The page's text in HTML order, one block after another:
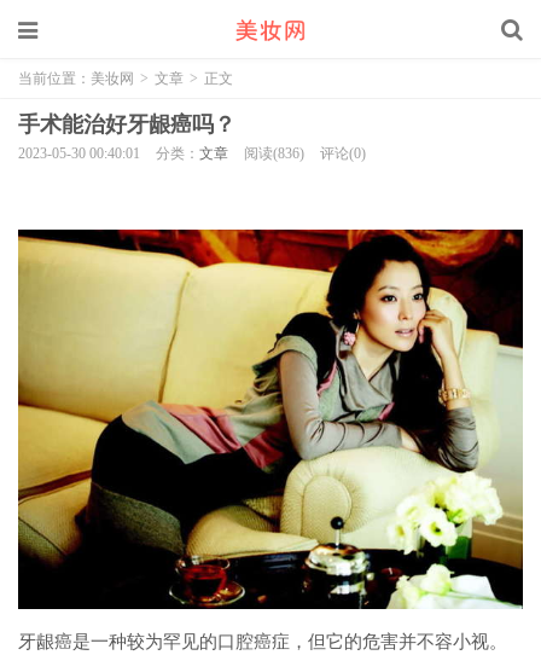
当前位置： 美妆网 > 文章 > 正文
手术能治好牙龈癌吗？
2023-05-30 00:40:01 分类： 文章 阅读(836) 评论(0)
牙龈癌是一种较为罕见的口腔癌症，但它的危害并不容小视。